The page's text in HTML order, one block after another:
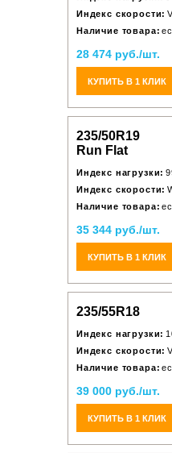
Индекс скорости:
Наличие товара:
28 474 руб./шт.
КУПИТЬ В 1 КЛИК
235/50R19
Run Flat
Индекс нагрузки:
Индекс скорости:
Наличие товара:
35 344 руб./шт.
КУПИТЬ В 1 КЛИК
235/55R18
Индекс нагрузки:
Индекс скорости:
Наличие товара:
39 000 руб./шт.
КУПИТЬ В 1 КЛИК